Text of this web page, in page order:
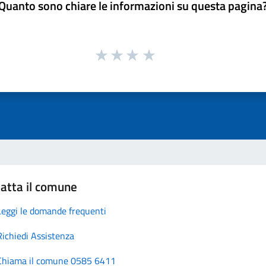
sono chiare le informazioni su questa
il comune
le domande frequenti
Assistenza
il comune 0585 6411